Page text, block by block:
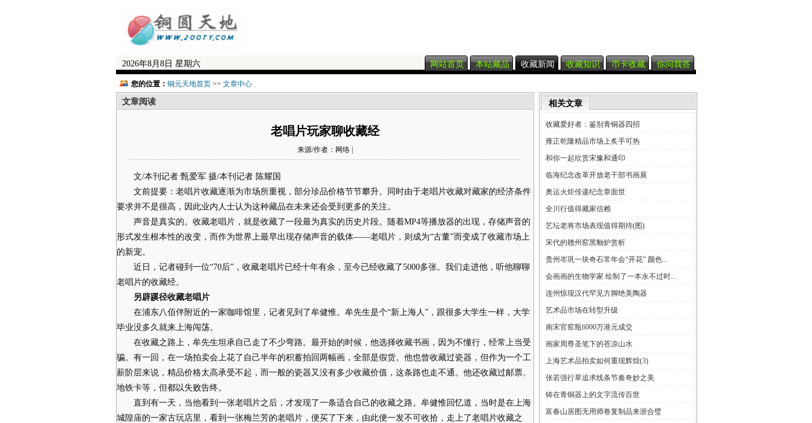
2026年8月8日 星期六 网站首页 本站藏品 收藏新闻 收藏知识 币卡收藏 你问我答
您的位置： 铜元天地首页 >> 文章中心
文章阅读
老唱片玩家聊收藏经
来源/作者：网络 |
文/本刊记者 甄爱军 摄/本刊记者 陈耀国
文前提要：老唱片收藏逐渐为市场所重视，部分珍品价格节节攀升。同时由于老唱片收藏对藏家的经济条件
要求并不是很高，因此业内人士认为这种藏品在未来还会受到更多的关注。
声音是真实的。收藏老唱片，就是收藏了一段最为真实的历史片段。随着MP4等播放器的出现，存储声音的
形式发生根本性的改变，而作为世界上最早出现存储声音的载体——老唱片，则成为“古董”而变成了收藏市场上
的新宠。
近日，记者碰到一位“70后”，收藏老唱片已经十年有余，至今已经收藏了5000多张。我们走进他，听他聊聊
老唱片的收藏经。
另辟蹊径收藏老唱片
在浦东八佰伴附近的一家咖啡馆里，记者见到了牟健惟。牟先生是个“新上海人”，跟很多大学生一样，大学
毕业没多久就来上海闯荡。
在收藏之路上，牟先生坦承自己走了不少弯路。最开始的时候，他选择收藏书画，因为不懂行，经常上当受
骗。有一回，在一场拍卖会上花了自己半年的积蓄拍回两幅画，全部是假货。他也曾收藏过瓷器，但作为一个工
薪阶层来说，精品价格太高承受不起，而一般的瓷器又没有多少收藏价值，这条路也走不通。他还收藏过邮票、
地铁卡等，但都以失败告终。
直到有一天，当他看到一张老唱片之后，才发现了一条适合自己的收藏之路。牟健惟回忆道，当时是在上海
城隍庙的一家古玩店里，看到一张梅兰芳的老唱片，便买了下来，由此便一发不可收拾，走上了老唱片收藏之
相关文章
收藏爱好者：鉴别青铜器四招
雍正乾隆精品市场上炙手可热
和你一起欣赏宋豫和通印
临海纪念改革开放老干部书画展
奥运火炬传递纪念章面世
全川行值得藏家信赖
艺坛老将市场表现值得期待(图)
宋代的赣州窑黑釉炉赏析
贵州岑巩一块奇石常年会“开花” 颜色...
会画画的生物学家 绘制了一本永不过时...
连州惊现汉代罕见方脚绝美陶器
艺术品市场在转型升级
南宋官窑瓶6000万港元成交
画家周尊圣笔下的苍凉山水
上海艺术品拍卖如何重现辉煌(3)
张若强行草追求线条节奏奇妙之美
铸在青铜器上的文字流传百世
富春山居图无用师卷复制品来浙合璧